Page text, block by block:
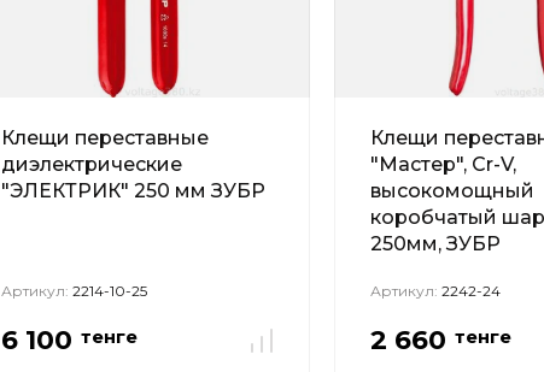
Клещи переставные
диэлектрические
"ЭЛЕКТРИК" 250 мм ЗУБР
Артикул: 2214-10-25
6 100 тенге
Клещи
"Мастер", Сr-V,
высокомощный
коробчатый
250мм, ЗУБР
Артикул: 2242-24
2 660 тенге